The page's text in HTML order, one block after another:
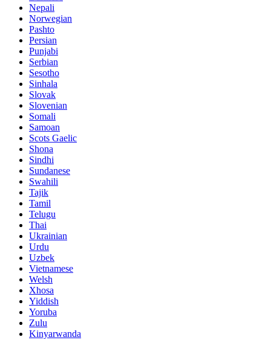
Nepali
Norwegian
Pashto
Persian
Punjabi
Serbian
Sesotho
Sinhala
Slovak
Slovenian
Somali
Samoan
Scots Gaelic
Shona
Sindhi
Sundanese
Swahili
Tajik
Tamil
Telugu
Thai
Ukrainian
Urdu
Uzbek
Vietnamese
Welsh
Xhosa
Yiddish
Yoruba
Zulu
Kinyarwanda